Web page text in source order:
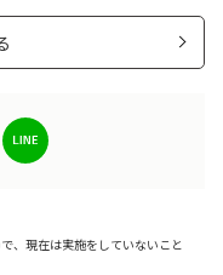
、現在は実施をしていないこと